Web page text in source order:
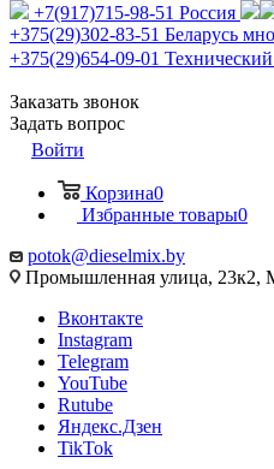
+7(917)715-98-51 Россия
+375(29)302-83-51 Беларусь
+375(29)654-09-01
Заказать звонок
Задать вопрос
Войти
Корзина0
Избранные товары0
potok@dieselmix.by
Промышленная улица, 23к2,
Вконтакте
Instagram
Telegram
YouTube
Rutube
Яндекс.Дзен
TikTok